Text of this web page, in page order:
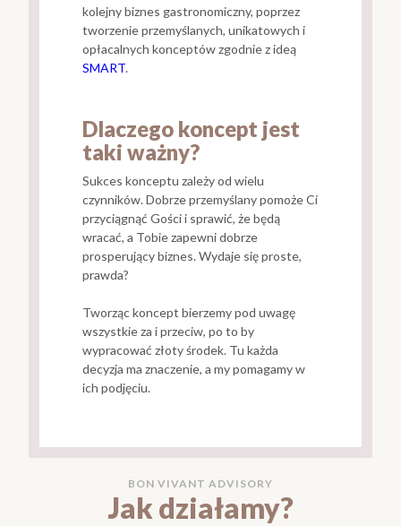
kolejny biznes gastronomiczny, poprzez
tworzenie przemyślanych, unikatowych i
opłacalnych konceptów zgodnie z ideą
SMART.
Dlaczego koncept jest
taki ważny?
Sukces konceptu zależy od wielu
czynników. Dobrze przemyślany pomoże Ci
przyciągnąć Gości i sprawić, że będą
wracać, a Tobie zapewni dobrze
prosperujący biznes. Wydaje się proste,
prawda?
Tworząc koncept bierzemy pod uwagę
wszystkie za i przeciw, po to by
wypracować złoty środek. Tu każda
decyzja ma znaczenie, a my pomagamy w
ich podjęciu.
BON VIVANT ADVISORY
Jak działamy?